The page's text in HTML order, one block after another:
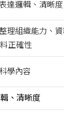
達邏輯、清晰度
理組織能力、
正確性
學內容
、清晰度